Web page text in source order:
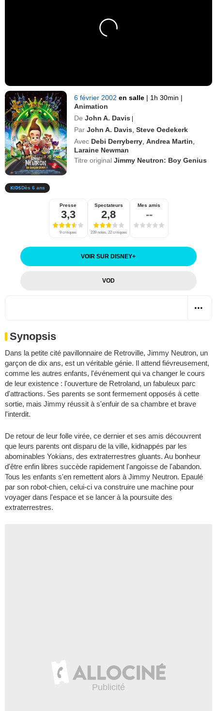
6 février 2002en salle | 1h 30min |
Animation
De John A. Davis |
Par John A. Davis ,Steve Oedekerk
Avec Debi Derryberry ,Andrea Martin
Laraine Newman
Titre originalJimmy Neutron: Boy Genius
Dès 6 ans
Presse
3,3
9 critiques
Spectateurs
2,8
239 notes, 22 critiques
Mes amis
--
VOIR SUR DISNEY+
VOD
Synopsis
Dans la petite cité pavillonnaire de Retroville, Jimmy Neutron, un
garçon de dix ans, est un véritable génie. Il attend fiévreusement,
comme les autres enfants, l'événement qui va changer le cours
de leur existence : l'ouverture de Retroland, un fabuleux parc
d'attractions. Ses parents se sont fermement opposés à cette
sortie, mais Jimmy réussit à s'enfuir de sa chambre et brave
l'interdit.
De retour de leur folle virée, ce dernier et ses amis découvrent
que leurs parents ont disparu de la ville, kidnappés par les
abominables Yokians, des extraterrestres gluants. Au bonheur
d'être enfin libres succède rapidement l'angoisse de l'abandon.
Tous les enfants s'en remettent alors à Jimmy Neutron. Epaulé
par son robot-chien, celui-ci va construire une machine pour
voyager dans l'espace et se lancer à la poursuite des
extraterrestres.